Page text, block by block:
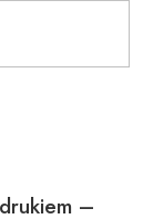
–